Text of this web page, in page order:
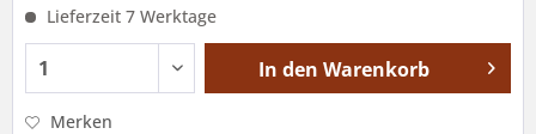
Lieferzeit 7 Werktage
In den Warenkorb
Merken